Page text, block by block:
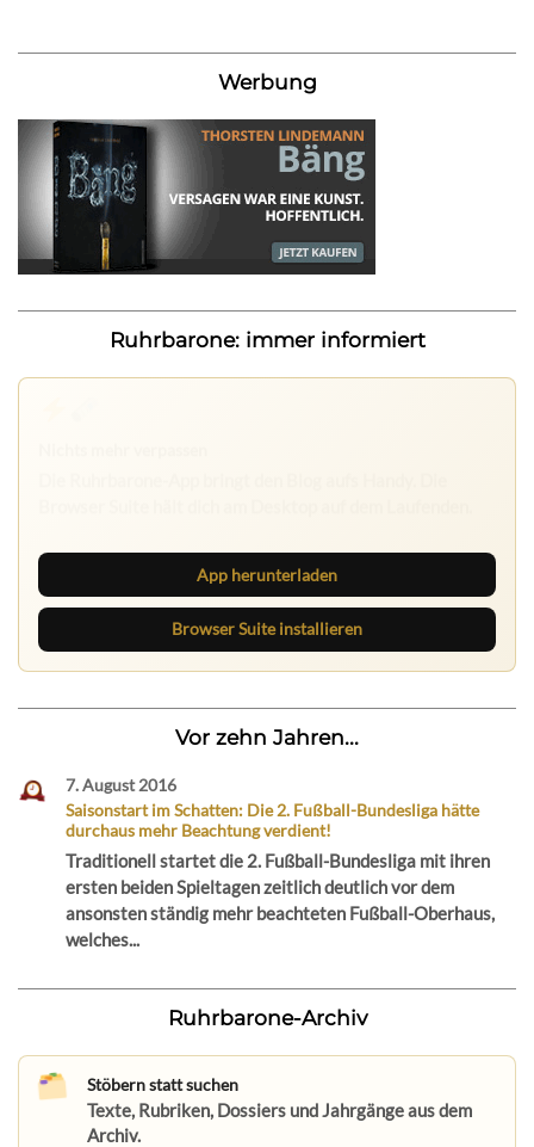
Werbung
Ruhrbarone: immer informiert
App herunterladen
Browser Suite installieren
Vor zehn Jahren...
7. August 2016
Saisonstart im Schatten: Die 2. Fußball-Bundesliga hätte
durchaus mehr Beachtung verdient!
Traditionell startet die 2. Fußball-Bundesliga mit ihren
ersten beiden Spieltagen zeitlich deutlich vor dem
ansonsten ständig mehr beachteten Fußball-Oberhaus,
welches...
Ruhrbarone-Archiv
Stöbern statt suchen
Texte, Rubriken, Dossiers und Jahrgänge aus dem
Archiv.